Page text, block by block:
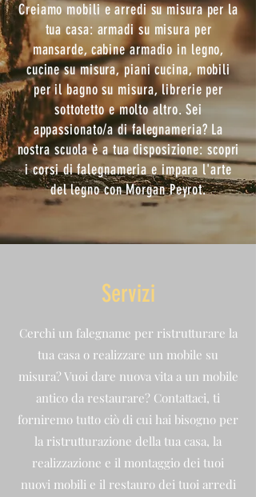
Creiamo mobili e arredi su misura per la
tua casa: armadi su misura per
mansarde, cabine armadio in legno,
cucine su misura, piani cucina, mobili
per il bagno su misura, librerie per
sottotetto e molto altro. Sei
appassionato/a di falegnameria? La
nostra scuola è a tua disposizione: scopri
i corsi di falegnameria e impara l'arte
del legno con Morgan Peyrot.
Servizi
Cerchi un falegname per ristrutturare la
tua casa o realizzare un mobile su
misura? Vuoi dare nuova vita a un mobile
antico da restaurare? Contattaci, ti
forniremo tutto ciò di cui hai bisogno per
la ristrutturazione della tua casa, la
realizzazione e il montaggio dei tuoi
nuovi mobili e il restauro dei tuoi arredi